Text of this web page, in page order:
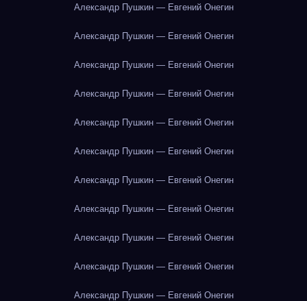
Александр Пушкин — Евгений Онегин
Александр Пушкин — Евгений Онегин
Александр Пушкин — Евгений Онегин
Александр Пушкин — Евгений Онегин
Александр Пушкин — Евгений Онегин
Александр Пушкин — Евгений Онегин
Александр Пушкин — Евгений Онегин
Александр Пушкин — Евгений Онегин
Александр Пушкин — Евгений Онегин
Александр Пушкин — Евгений Онегин
Александр Пушкин — Евгений Онегин